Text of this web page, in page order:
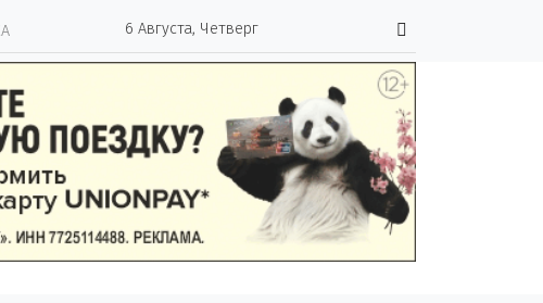
6 Августа, Четверг